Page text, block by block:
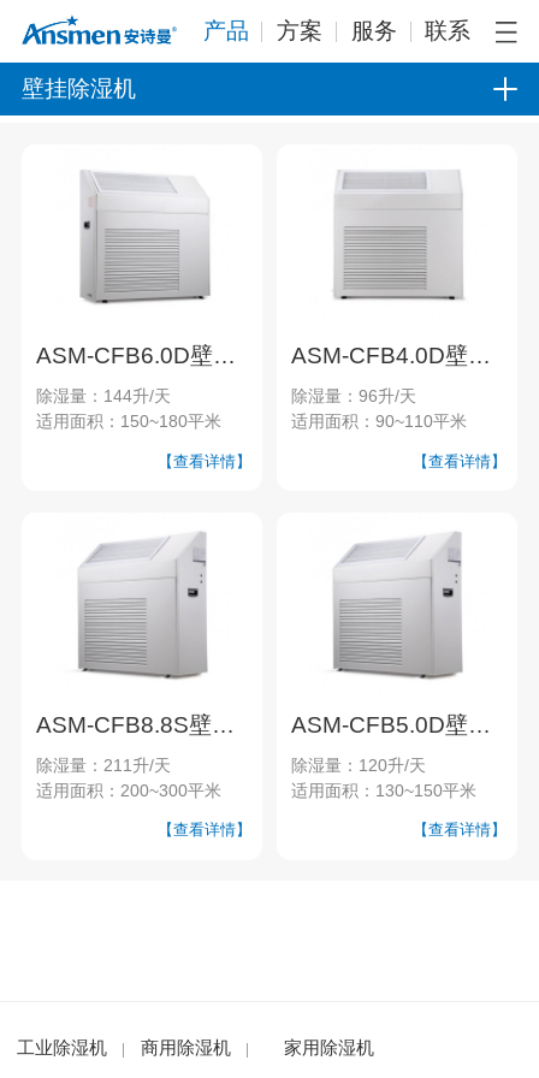
产品 方案 服务 联系
壁挂除湿机
ASM-CFB6.0D壁挂式除湿机
除湿量：144升/天
适用面积：150~180平米
【查看详情】
ASM-CFB4.0D壁挂式除湿机
除湿量：96升/天
适用面积：90~110平米
【查看详情】
ASM-CFB8.8S壁挂式除湿机
除湿量：211升/天
适用面积：200~300平米
【查看详情】
ASM-CFB5.0D壁挂式除湿机
除湿量：120升/天
适用面积：130~150平米
【查看详情】
工业除湿机 商用除湿机 家用除湿机